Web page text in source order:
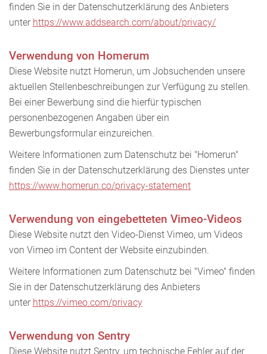
finden Sie in der Datenschutzerklärung des Anbieters
unter https://www.addsearch.com/about/privacy/
Verwendung von Homerum
Diese Website nutzt Homerun, um Jobsuchenden unsere
aktuellen Stellenbeschreibungen zur Verfügung zu stellen.
Bei einer Bewerbung sind die hierfür typischen
personenbezogenen Angaben über ein
Bewerbungsformular einzureichen.
Weitere Informationen zum Datenschutz bei "Homerun"
finden Sie in der Datenschutzerklärung des Dienstes unter
https://www.homerun.co/privacy-statement
Verwendung von eingebetteten Vimeo-Videos
Diese Website nutzt den Video-Dienst Vimeo, um Videos
von Vimeo im Content der Website einzubinden.
Weitere Informationen zum Datenschutz bei "Vimeo" finden
Sie in der Datenschutzerklärung des Anbieters
unter https://vimeo.com/privacy
Verwendung von Sentry
Diese Website nutzt Sentry, um technische Fehler auf der